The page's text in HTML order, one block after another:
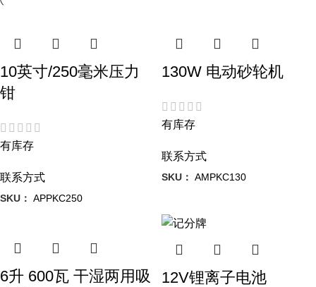
10英寸/250毫米压力
钳
有库存
联系方式
SKU： APPKC250
130W 电动砂轮机
有库存
联系方式
SKU： AMPKC130
6升 600瓦 干湿两用吸
12V锂离子电池